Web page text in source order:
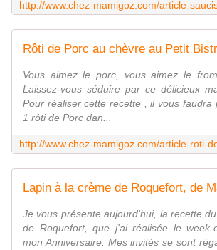
Vous aimez le porc, vous aimez le
Laissez-vous séduire par ce délicieux
Pour réaliser cette recette , il vous faudra
1 rôti de Porc dan...
Je vous présente aujourd'hui, la recette
de Roquefort, que j'ai réalisée le week-
mon Anniversaire. Mes invités se sont